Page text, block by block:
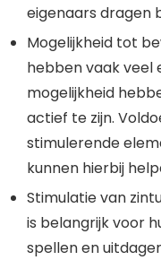
eigenaars dragen
Mogelijkheid tot
hebben vaak veel
mogelijkheid
actief te zijn.
stimulerende
kunnen hierbij
Stimulatie van
is belangrijk voor
spellen en